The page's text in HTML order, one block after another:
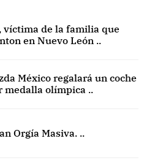
víctima de la familia que
en Nuevo León ..
México regalará un coche
medalla olímpica ..
Orgía Masiva. ..